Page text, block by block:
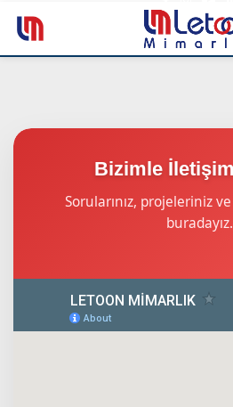
Bizimle
Sorularınız, projeleriniz
buradayız.